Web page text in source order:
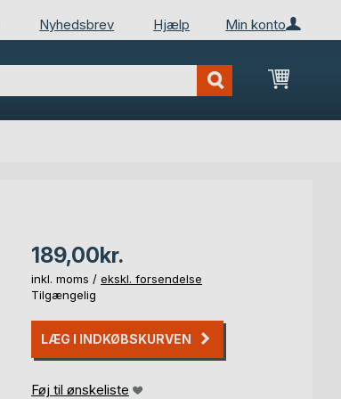
Min konto
Nyhedsbrev Hjælp
Min
189,00kr.
inkl. moms / ekskl. forsendelse
Tilgængelig
LÆG I INDKØBSKURVEN
Føj til ønskeliste